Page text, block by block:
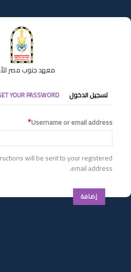
إلى
المحتوى
معهد جنوب مصر
التبويبات
الأساسية
تسجيل الدخول YOUR PASSWORD
Username or email address
will be sent to your registered
email address.